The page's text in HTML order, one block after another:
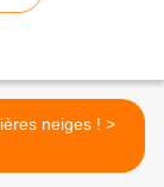
les premières neiges ! >